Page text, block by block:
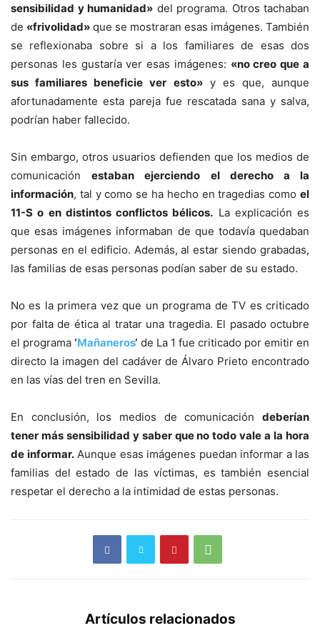
sensibilidad y humanidad» del programa. Otros tachaban
de «frivolidad» que se mostraran esas imágenes. También
se reflexionaba sobre si a los familiares de esas dos
personas les gustaría ver esas imágenes: «no creo que a
sus familiares beneficie ver esto»y es que, aunque
afortunadamente esta pareja fue rescatada sana y salva,
podrían haber fallecido.
Sin embargo, otros usuarios defienden que los medios de
comunicaciónestaban ejerciendo el derecho a la
información, tal y como se ha hecho en tragedias como el
11-S o en distintos conflictos bélicos. La explicación es
que esas imágenes informaban de que todavía quedaban
personas en el edificio. Además, al estar siendo grabadas,
las familias de esas personas podían saber de su estado.
No es la primera vez que un programa de TV es criticado
por falta de ética al tratar una tragedia. El pasado octubre
el programa ‘Mañaneros‘ de La 1 fue criticado por emitir en
directo la imagen del cadáver de Álvaro Prieto encontrado
en las vías del tren en Sevilla.
En conclusión, los medios de comunicación deberían
tener más sensibilidad y saber que no todo vale a la hora
de informar.Aunque esas imágenes puedan informar a las
familias del estado de las víctimas, es también esencial
respetar el derecho a la intimidad de estas personas.
Artículos relacionados